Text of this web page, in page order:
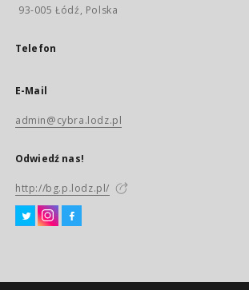
93-005 Łódź, Polska
Telefon
E-Mail
admin@cybra.lodz.pl
Odwiedź nas!
http://bg.p.lodz.pl/